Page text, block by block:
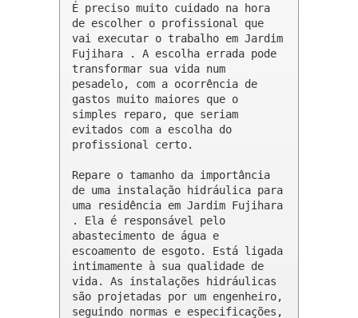
É preciso muito cuidado na hora
de escolher o profissional que
vai executar o trabalho em Jardim
Fujihara . A escolha errada pode
transformar sua vida num
pesadelo, com a ocorrência de
gastos muito maiores que o
simples reparo, que seriam
evitados com a escolha do
profissional certo.
Repare o tamanho da importância
de uma instalação hidráulica para
uma residência em Jardim Fujihara
. Ela é responsável pelo
abastecimento de água e
escoamento de esgoto. Está ligada
intimamente à sua qualidade de
vida. As instalações hidráulicas
são projetadas por um engenheiro,
seguindo normas e especificações,